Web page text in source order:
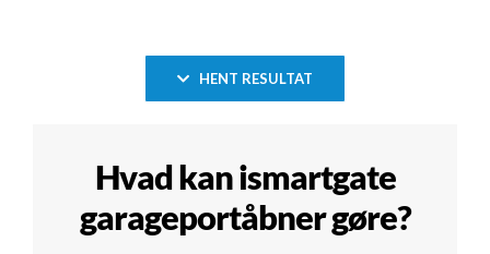
HENT RESULTAT
Hvad kan ismartgate
garageportåbner gøre?